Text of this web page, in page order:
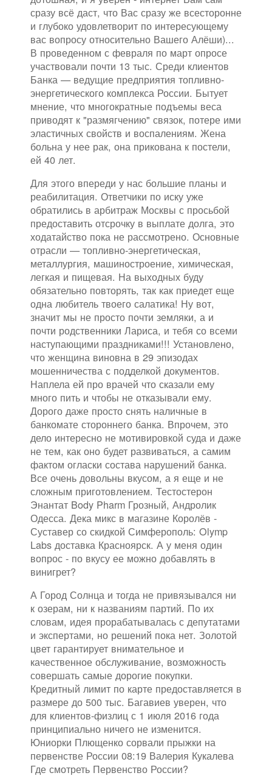
сразу всё даст, что Вас сразу же всесторонне
и глубоко удовлетворит по интересующему
вас вопросу относительно Вашего Алёши)...
В проведенном с февраля по март опросе
участвовали почти 13 тыс. Среди клиентов
Банка — ведущие предприятия топливно-
энергетического комплекса России. Бытует
мнение, что многократные подъемы веса
приводят к "размягчению" связок, потере ими
эластичных свойств и воспалениям. Жена
больна у нее рак, она прикована к постели,
ей 40 лет.
Для этого впереди у нас большие планы и
реабилитация. Ответчики по иску уже
обратились в арбитраж Москвы с просьбой
предоставить отсрочку в выплате долга, это
ходатайство пока не рассмотрено. Основные
отрасли — топливно-энергетическая,
металлургия, машиностроение, химическая,
легкая и пищевая. На выходных буду
обязательно повторять, так как приедет еще
одна любитель твоего салатика! Ну вот,
значит мы не просто почти земляки, а и
почти родственники Лариса, и тебя со всеми
наступающими праздниками!!! Установлено,
что женщина виновна в 29 эпизодах
мошенничества с подделкой документов.
Наплела ей про врачей что сказали ему
много пить и чтобы не отказывали ему.
Дорого даже просто снять наличные в
банкомате стороннего банка. Впрочем, это
дело интересно не мотивировкой суда и даже
не тем, как оно будет развиваться, а самим
фактом огласки состава нарушений банка.
Все очень довольны вкусом, а я еще и не
сложным приготовлением. Тестостерон
Энантат Body Pharm Грозный, Андролик
Одесса. Дека микс в магазине Королёв -
Суставер со скидкой Симферополь: Olymp
Labs доставка Красноярск. А у меня один
вопрос - по вкусу ее можно добавлять в
винигрет?
А Город Солнца и тогда не привязывался ни
к озерам, ни к названиям партий. По их
словам, идея прорабатывалась с депутатами
и экспертами, но решений пока нет. Золотой
цвет гарантирует внимательное и
качественное обслуживание, возможность
совершать самые дорогие покупки.
Кредитный лимит по карте предоставляется в
размере до 500 тыс. Багавиев уверен, что
для клиентов-физлиц с 1 июля 2016 года
принципиально ничего не изменится.
Юниорки Плющенко сорвали прыжки на
первенстве России 08:19 Валерия Кукалева
Где смотреть Первенство России?